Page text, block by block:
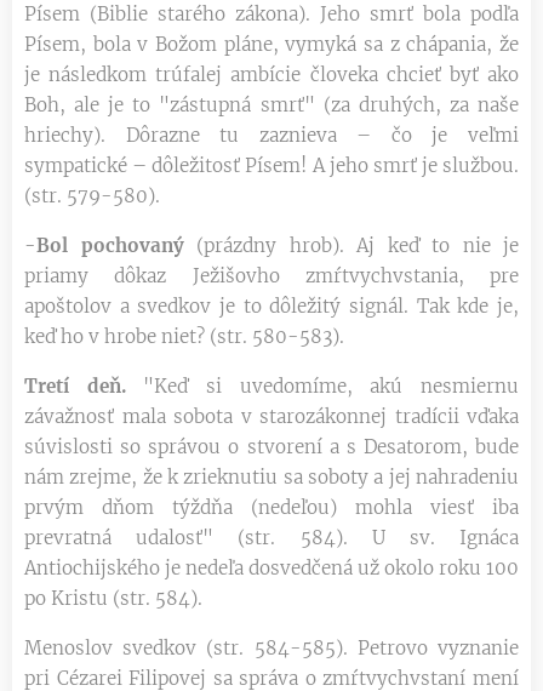
Písem (Biblie starého zákona). Jeho smrť bola podľa
Písem, bola v Božom pláne, vymyká sa z chápania, že
je následkom trúfalej ambície človeka chcieť byť ako
Boh, ale je to "zástupná smrť" (za druhých, za naše
hriechy). Dôrazne tu zaznieva – čo je veľmi
sympatické – dôležitosť Písem! A jeho smrť je službou.
(str. 579-580).
-Bol pochovaný(prázdny hrob). Aj keď to nie je
priamy dôkaz Ježišovho zmŕtvychvstania, pre
apoštolov a svedkov je to dôležitý signál. Tak kde je,
keď ho v hrobe niet? (str. 580-583).
Tretí deň. "Keď si uvedomíme, akú nesmiernu
závažnosť mala sobota v starozákonnej tradícii vďaka
súvislosti so správou o stvorení a s Desatorom, bude
nám zrejme, že k zrieknutiu sa soboty a jej nahradeniu
prvým dňom týždňa (nedeľou) mohla viesť iba
prevratná udalosť" (str. 584). U sv. Ignáca
Antiochijského je nedeľa dosvedčená už okolo roku 100
po Kristu (str. 584).
Menoslov svedkov (str. 584-585). Petrovo vyznanie
pri Cézarei Filipovej sa správa o zmŕtvychvstaní mení